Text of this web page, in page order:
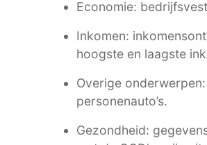
Economie:
Inkomen:
hoogste en laagste
Overige
personenauto’s.
Gezondheid: